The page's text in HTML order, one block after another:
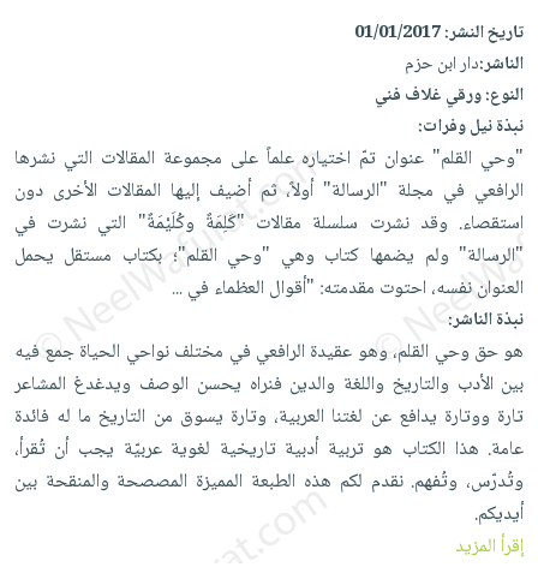
Android
تحميل
iKitab
على
Apple
Apple
جوائز
الشخصية
العناية
وتصفيف
الشعر
العناية
بالجسم
العناية
بالأسنان
الحمية
والتغذية
جديد
الكل
أواني
الطهي
أدوات
الخبز
أدوات
المائدة
الأوعية
والتخزين
أدوات
المطبخ
متجر
الهدايا
أقسام
الأكثر
مبيعاً
العودة
للمدارس
اكسسوارات
كتب
اكسسوارات
منزلية
اكسسوارات
شحن
مجاني
بنود
مختارة
اشتراكات
كل
الاشتراكات
صندوق
القراءة
iKitab
بحث
متقدم
تاريخ النشر:01/01/2017
الناشر:دار ابن حزم
النوع:ورقي غلاف فني
نبذة نيل وفرات:
"وحي القلم" عنوان تمّ اختياره علماً على مجموعة المقالات التي نشرها
الرافعي في مجلة "الرسالة" أولاً، ثم أضيف إليها المقالات الأخرى دون
استقصاء. وقد نشرت سلسلة مقالات "كَلِمَةٌ وكُلَيْمَةٌ" التي نشرت في
"الرسالة" ولم يضمها كتاب وهي "وحي القلم"؛ بكتاب مستقل يحمل
العنوان نفسه، احتوت مقدمته: "أقوال العظماء في...
نبذة الناشر:
هو حق وحي القلم، وهو عقيدة الرافعي في مختلف نواحي الحياة جمع فيه
بين الأدب والتاريخ واللغة والدين فنراه يحسن الوصف ويدغدغ المشاعر
تارة ووتارة يدافع عن لغتنا العربية، وتارة يسوق من التاريخ ما له فائدة
عامة. هذا الكتاب هو تربية أدبية تاريخية لغوية عربيّة يجب أن تُقرأ،
وتُدرّس، وتُفهم. نقدم لكم هذه الطبعة المميزة المصصحة والمنقحة بين
أيديكم.
إقرأ المزيد